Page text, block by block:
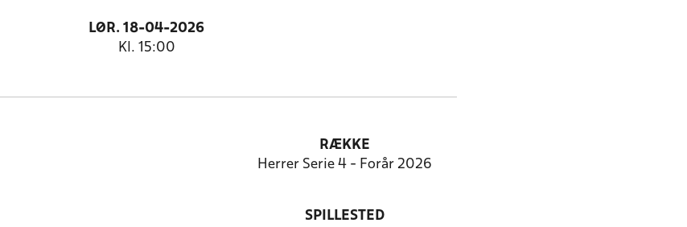
LØR. 18-04-2026
Kl. 15:00
RÆKKE
Herrer Serie 4 - Forår 2026
SPILLESTED